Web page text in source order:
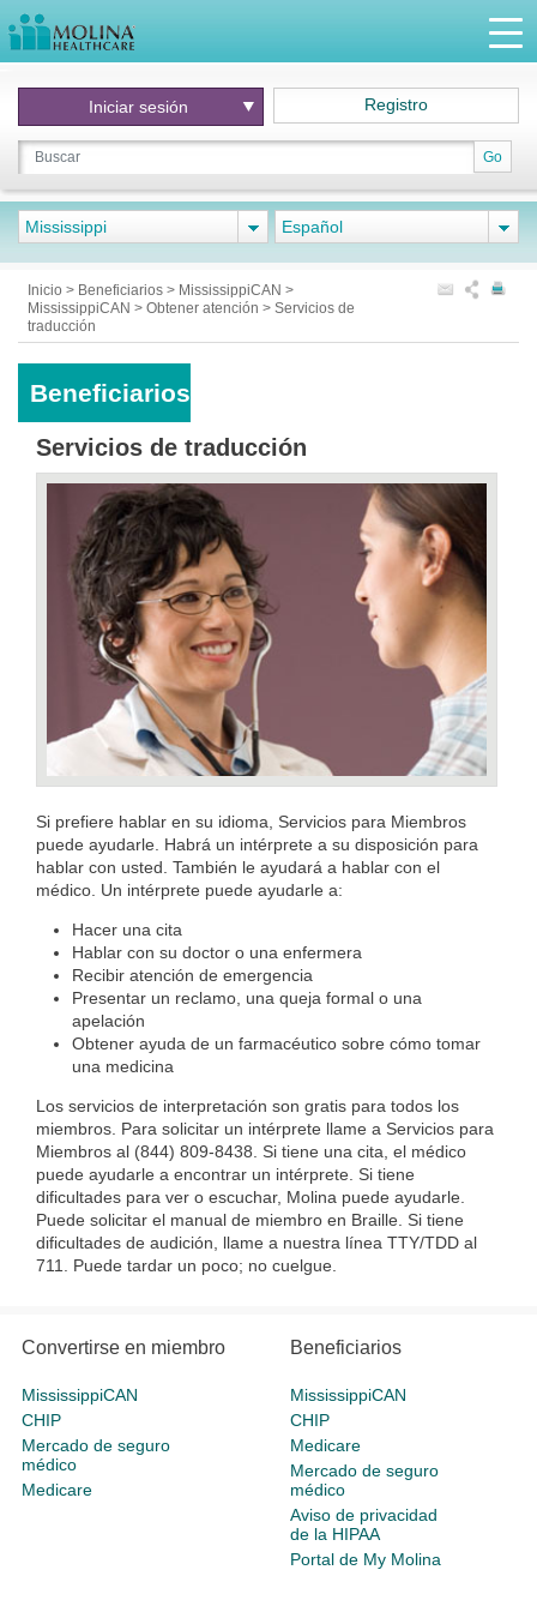
Go
Iniciar sesión Registro
Mississippi Español
Inicio > Beneficiarios > MississippiCAN >
MississippiCAN > Obtener atención > Servicios de
traducción
Beneficiarios
Servicios de traducción
Si prefiere hablar en su idioma, Servicios para Miembros
puede ayudarle. Habrá un intérprete a su disposición para
hablar con usted. También le ayudará a hablar con el
médico. Un intérprete puede ayudarle a:
Hacer una cita
Hablar con su doctor o una enfermera
Recibir atención de emergencia
Presentar un reclamo, una queja formal o una
apelación
Obtener ayuda de un farmacéutico sobre cómo tomar
una medicina
Los servicios de interpretación son gratis para todos los
miembros. Para solicitar un intérprete llame a Servicios para
Miembros al (844) 809-8438. Si tiene una cita, el médico
puede ayudarle a encontrar un intérprete. Si tiene
dificultades para ver o escuchar, Molina puede ayudarle.
Puede solicitar el manual de miembro en Braille. Si tiene
dificultades de audición, llame a nuestra línea TTY/TDD al
711. Puede tardar un poco; no cuelgue.
Convertirse en miembro
MississippiCAN
CHIP
Mercado de seguro
médico
Medicare
Beneficiarios
MississippiCAN
CHIP
Medicare
Mercado de seguro
médico
Aviso de privacidad
de la HIPAA
Portal de My Molina